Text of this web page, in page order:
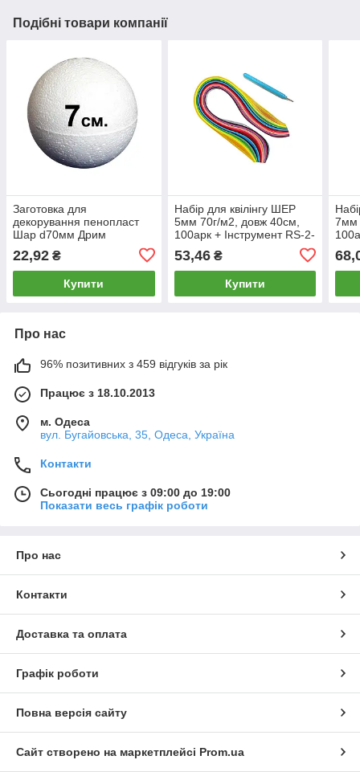
Подібні товари компанії
Заготовка для
декорування пенопласт
Шар d70мм Дрим
22,92 ₴
Купити
Набір для квілінгу ШЕР
5мм 70г/м2, довж 40см,
100арк + Інструмент RS-2-
53,46₴
Купити
7мм
Про нас
96% позитивних з 459 відгуків за рік
Працює з 18.10.2013
м. Одеса
вул. Бугайовська, 35, Одеса, Україна
Контакти
Сьогодні працює з 09:00 до 19:00
Показати весь графік роботи
Про нас
Контакти
Доставка та оплата
Графік роботи
Повна версія сайту
Сайт створено на маркетплейсі Prom.ua